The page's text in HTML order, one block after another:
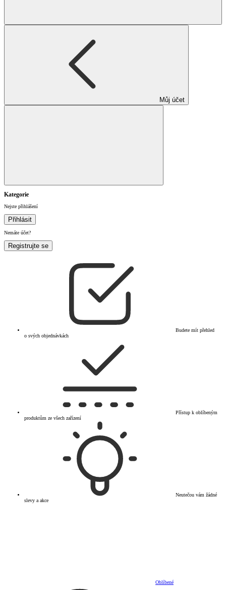
Můj účet
Kategorie
Nejste přihlášení
Přihlásit
Nemáte účet?
Registrujte se
Budete mít přehled
o svých objednávkách
Přístup k oblíbeným
produktům ze všech zařízení
Neutečou vám žádné
slevy a akce
Oblíbené